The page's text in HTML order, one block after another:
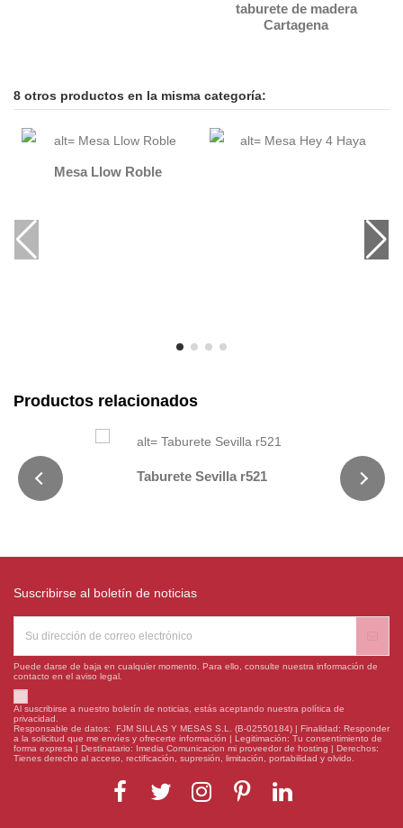
taburete de madera
Cartagena
8 otros productos en la misma categoría:
Mesa Llow Roble
Productos relacionados
Taburete Sevilla r521
Suscribirse al boletín de noticias
Puede darse de baja en cualquier momento. Para ello, consulte nuestra información de
contacto en el aviso legal.
Al suscribirse a nuestro boletín de noticias, estás aceptando nuestra política de
privacidad.
Responsable de datos: FJM SILLAS Y MESAS S.L. (B-02550184) | Finalidad: Responder
a la solicitud que me envíes y ofrecerte información | Legitimación: Tu consentimiento de
forma expresa | Destinatario: Imedia Comunicacion mi proveedor de hosting | Derechos:
Tienes derecho al acceso, rectificación, supresión, limitación, portabilidad y olvido.